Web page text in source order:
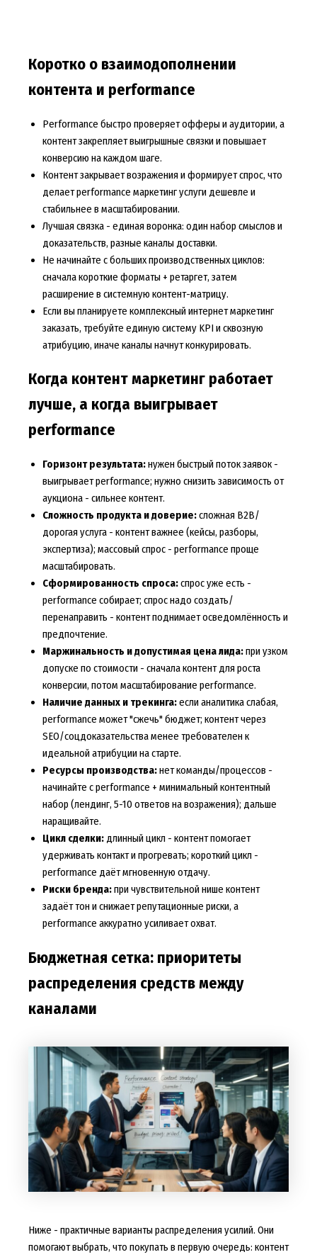
Коротко о взаимодополнении
контента и performance
Performance быстро проверяет офферы и аудитории, а
контент закрепляет выигрышные связки и повышает
конверсию на каждом шаге.
Контент закрывает возражения и формирует спрос, что
делаетperformance маркетинг услугидешевле и
стабильнее в масштабировании.
Лучшая связка - единая воронка: один набор смыслов и
доказательств, разные каналы доставки.
Не начинайте с больших производственных циклов:
сначала короткие форматы + ретаргет, затем
расширение в системную контент-матрицу.
Если вы планируете комплексный интернет маркетинг
заказать, требуйте единую систему KPI и сквозную
атрибуцию, иначе каналы начнут конкурировать.
Когда контент маркетинг работает
лучше, а когда выигрывает
performance
Горизонт результата:нужен быстрый поток заявок -
выигрывает performance; нужно снизить зависимость от
аукциона - сильнее контент.
Сложность продукта и доверие:сложная B2B/
дорогая услуга - контент важнее (кейсы, разборы,
экспертиза); массовый спрос - performance проще
масштабировать.
Сформированность спроса:спрос уже есть -
performance собирает; спрос надо создать/
перенаправить - контент поднимает осведомлённость и
предпочтение.
Маржинальность и допустимая цена лида:при узком
допуске по стоимости - сначала контент для роста
конверсии, потом масштабирование performance.
Наличие данных и трекинга:если аналитика слабая,
performance может "сжечь" бюджет; контент через
SEO/соцдоказательства менее требователен к
идеальной атрибуции на старте.
Ресурсы производства:нет команды/процессов -
начинайте с performance + минимальный контентный
набор (лендинг, 5-10 ответов на возражения); дальше
наращивайте.
Цикл сделки:длинный цикл - контент помогает
удерживать контакт и прогревать; короткий цикл -
performance даёт мгновенную отдачу.
Риски бренда:при чувствительной нише контент
задаёт тон и снижает репутационные риски, а
performance аккуратно усиливает охват.
Бюджетная сетка: приоритеты
распределения средств между
каналами
Ниже - практичные варианты распределения усилий. Они
помогают выбрать, что покупать в первую очередь: контент